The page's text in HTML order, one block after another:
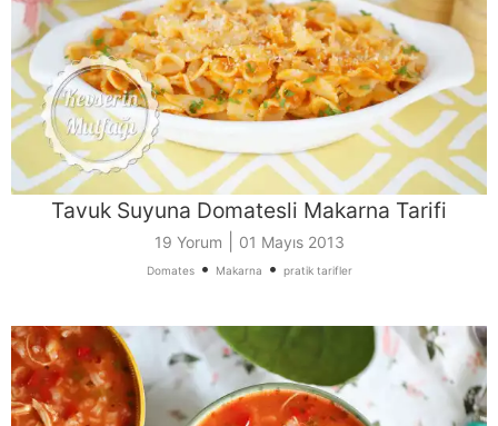
Tavuk Suyuna Domatesli Makarna Tarifi
19 Yorum 01 Mayıs 2013
Domates• Makarna • pratik tarifler